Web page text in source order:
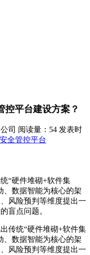
控平台建设方案？
司 阅读量：54 发表时
全管控平台
“硬件堆砌+软件集
、数据智能为核心的架
风险预判等维度提出一
盲点问题。
传统“硬件堆砌+软件集
、数据智能为核心的架
风险预判等维度提出一